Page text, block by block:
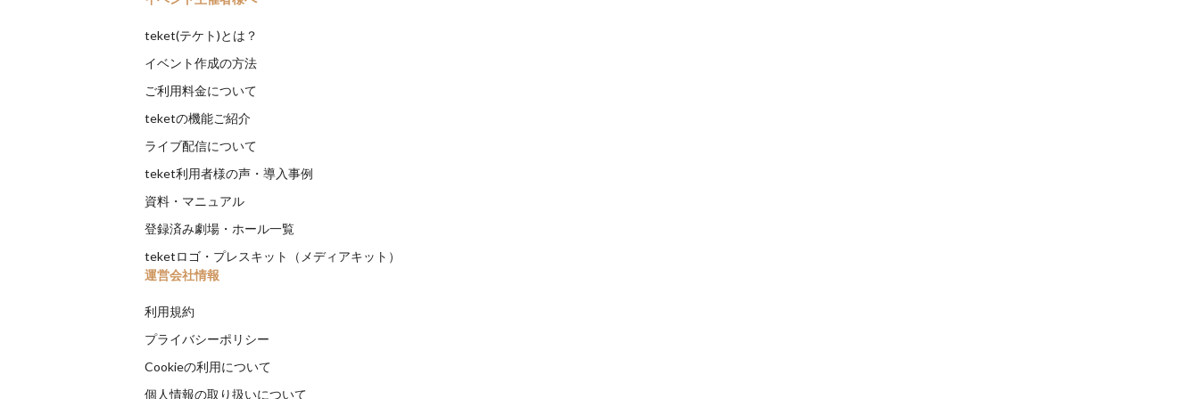
teket(テケト)とは？
イベント作成の方法
ご利用料金について
teketの機能ご紹介
ライブ配信について
teket利用者様の声・導入事例
資料・マニュアル
登録済み劇場・ホール一覧
teketロゴ・プレスキット（メディアキット）
運営会社情報
利用規約
プライバシーポリシー
Cookieの利用について
個人情報の取り扱いについて